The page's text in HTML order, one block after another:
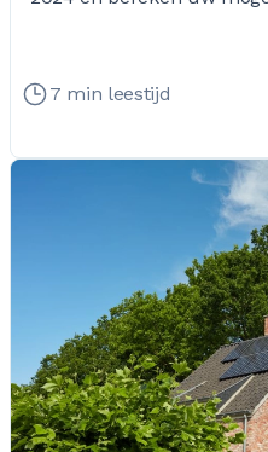
7 min leestijd